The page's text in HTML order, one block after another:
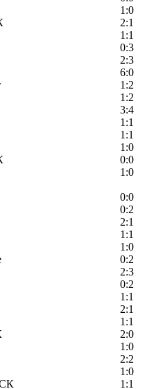
1:0
2:1
1:1
0:3
2:3
6:0
1:2
1:2
3:4
1:1
1:1
1:0
0:0
1:0
0:0
0:2
2:1
1:1
1:0
0:2
2:3
0:2
1:1
2:1
1:1
2:0
1:0
2:2
1:0
1:1